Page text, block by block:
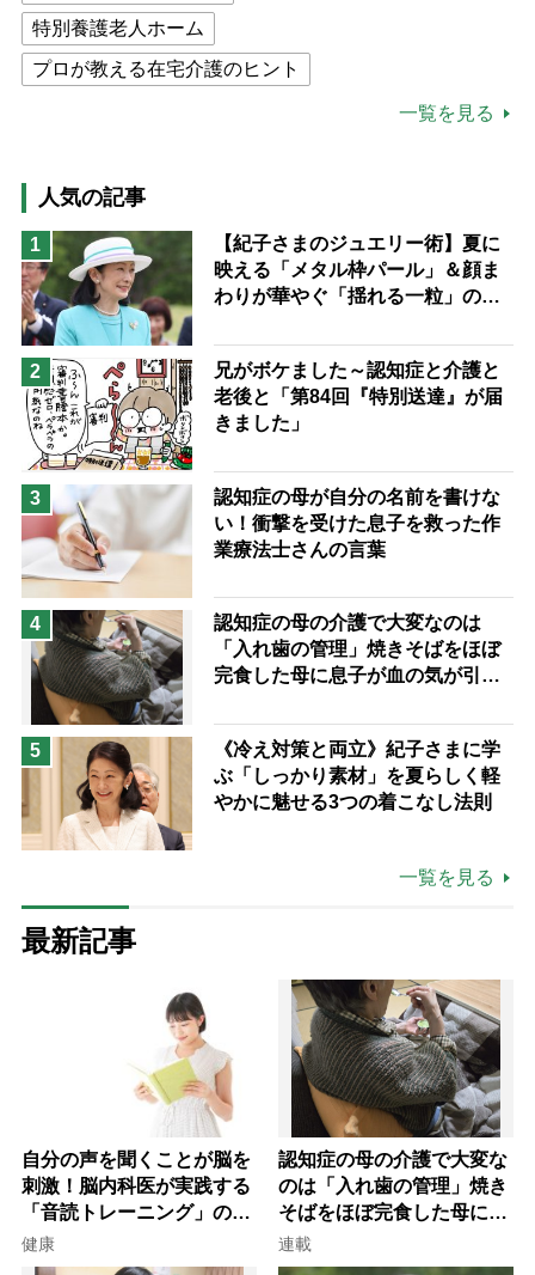
特別養護老人ホーム
プロが教える在宅介護のヒント
猫が母になつきません
息子の遠距離介護サバイバル術
兄がボケました
便利なサービス
予防法
一覧を見る
人気の記事
1
【紀子さまのジュエリー術】夏に
映える「メタル枠パール」＆顔ま
わりが華やぐ「揺れる一粒」の使
2
兄がボケました～認知症と介護と
老後と「第84回『特別送達』が届
きました」
3
認知症の母が自分の名前を書けな
い！衝撃を受けた息子を救った作
業療法士さんの言葉
4
認知症の母の介護で大変なのは
「入れ歯の管理」焼きそばをほぼ
完食した母に息子が血の気が引い
5
《冷え対策と両立》紀子さまに学
ぶ「しっかり素材」を夏らしく軽
やかに魅せる3つの着こなし法則
一覧を見る
最新記事
自分の声を聞くことが脳を
刺激！脳内科医が実践する
「音読トレーニング」の極
意
健康
認知症の母の介護で大変な
のは「入れ歯の管理」焼き
そばをほぼ完食した母に息
子が血の気が引いた理由
連載